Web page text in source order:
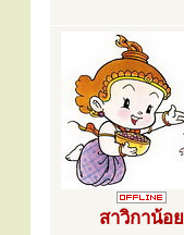
สาวิกาน้อย